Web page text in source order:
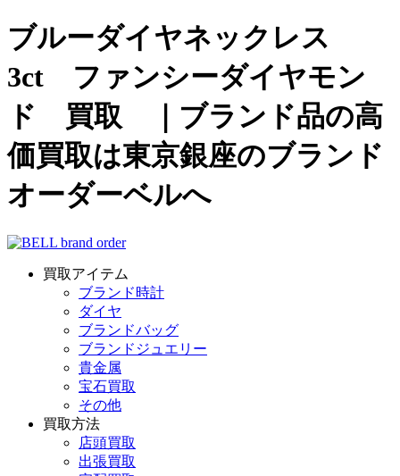
ブルーダイヤネックレス
3ct ファンシーダイヤモン
ド 買取 ｜ブランド品の高
価買取は東京銀座のブランド
オーダーベルへ
買取アイテム
ブランド時計
ダイヤ
ブランドバッグ
ブランドジュエリー
貴金属
宝石買取
その他
買取方法
店頭買取
出張買取